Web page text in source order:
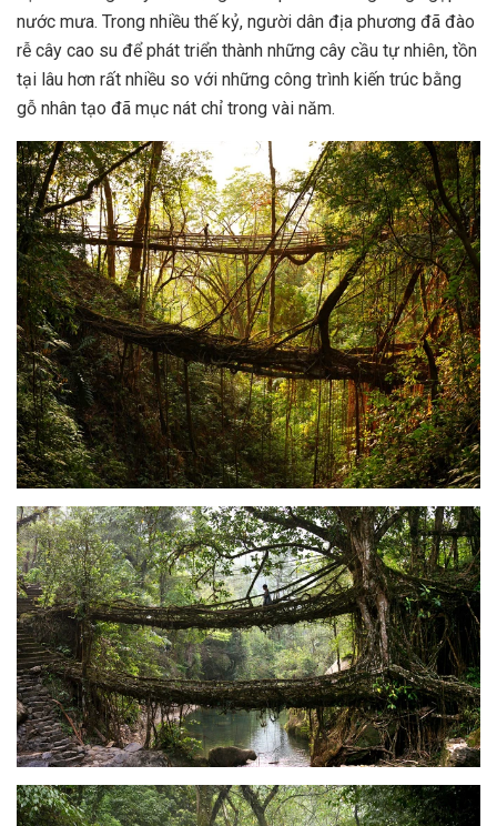
nước mưa. Trong nhiều thế kỷ, người dân địa phương đã đào
rễ cây cao su để phát triển thành những cây cầu tự nhiên, tồn
tại lâu hơn rất nhiều so với những công trình kiến trúc bằng
gỗ nhân tạo đã mục nát chỉ trong vài năm.